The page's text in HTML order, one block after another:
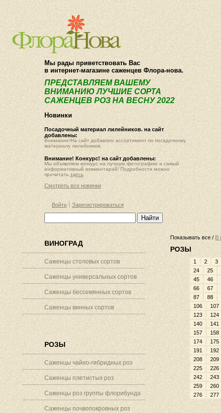
О компании Как купить
Мы рады приветствовать Вас
в интернет-магазине саженцев Флора-нова.
ПРЕДСТАВЛЯЕМ ВАШЕМУ
ВНИМАНИЮ ЛУЧШИЕ СОРТА
САЖЕНЦЕВ РОЗ НА ВЕСНУ 2022
Новинки
Посадочный материал лилейников. на сайт
добавлены:
Внимание!На сайт добавлен ассортимент по посадочному
материалу лилейников.
Внимание! Конкурс! на сайт добавлены:
Мы объявляем конкурс на лучшую фотографию и самый
информативный комментарий! Подробности можно
прочитать здесь
Смотреть все новинки
Войти Зарегистрироваться
ВИНОГРАД
Саженцы столовых сортов
Саженцы универсальных сортов
Саженцы бессемянных сортов
Саженцы винных сортов
РОЗЫ
Саженцы чайно-гибридных роз
Саженцы плетистых роз
Саженцы роз группы флорибунда
Саженцы почвопокровных роз
Показывать все / В
РОЗЫ
1 2
3
24
25
45
46
66
67
87
88
106
107
123
124
140
141
157
158
174
175
191
192
208
209
225
226
242
243
259
260
276
277